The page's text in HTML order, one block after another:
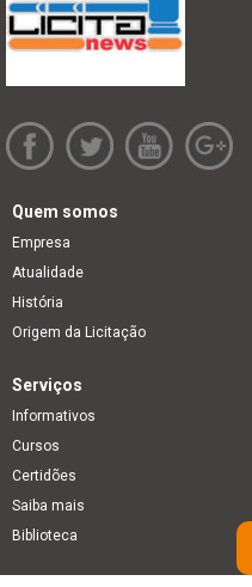
Quem somos
Empresa
Atualidade
História
Origem da Licitação
Serviços
Informativos
Cursos
Certidões
Saiba mais
Biblioteca